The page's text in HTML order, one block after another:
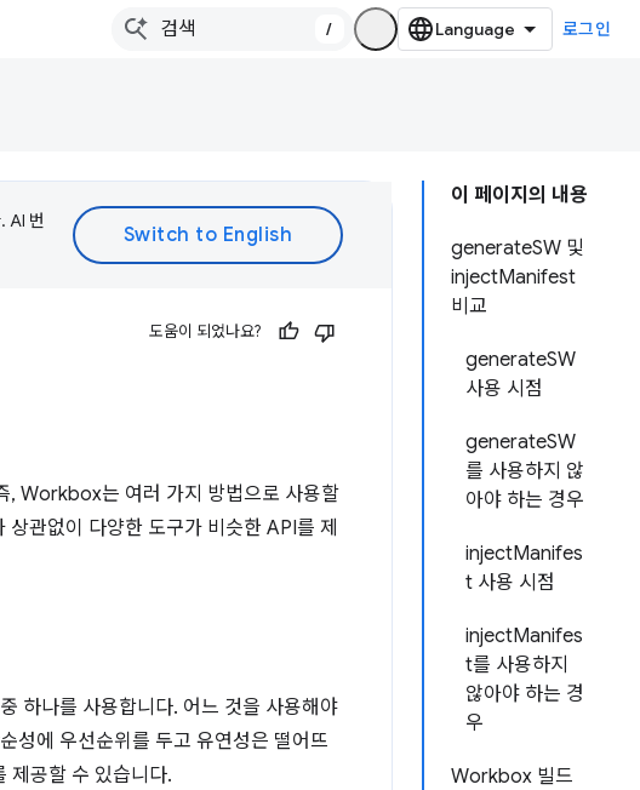
/ 로그인
이 페이지의 내용
generateSW 및
injectManifest
비교
generateSW
사용 시점
generateSW
를 사용하지 않
아야 하는 경우
injectManifes
t 사용 시점
injectManifes
t를 사용하지
않아야 하는 경
우
Workbox 빌드
AI 번
도움이 되었나요?
, Workbox는 여러 가지 방법으로 사용할
관없이 다양한 도구가 비슷한 API를 제
중 하나를 사용합니다. 어느 것을 사용해야
성에 우선순위를 두고 유연성은 떨어뜨
제공할 수 있습니다.